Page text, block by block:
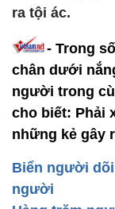
ra tội ác.
- Trong
chân dưới
người trong
cho biết: Phải
những kẻ gây
Biển người
người